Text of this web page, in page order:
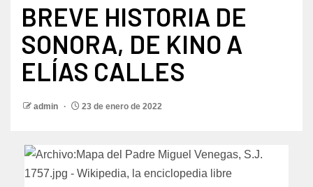
BREVE HISTORIA DE
SONORA, DE KINO A
ELÍAS CALLES
admin 23 de enero de 2022